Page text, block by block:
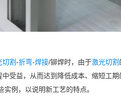
切割-折弯-焊接/铆焊时，由于激光切割
受益，从而达到降低成本、缩短工
例，以说明新工艺的特点。